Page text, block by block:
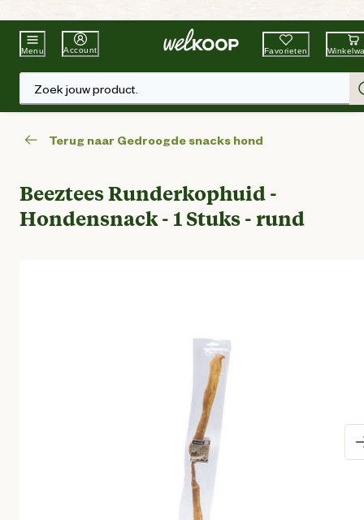
Beste WinkelketenTuin & Dier
Menu Account Favorieten
Zoek jouw product.
Terug naar Gedroogde snacks hond
Beeztees Runderkophuid -
Hondensnack - 1 Stuks - rund